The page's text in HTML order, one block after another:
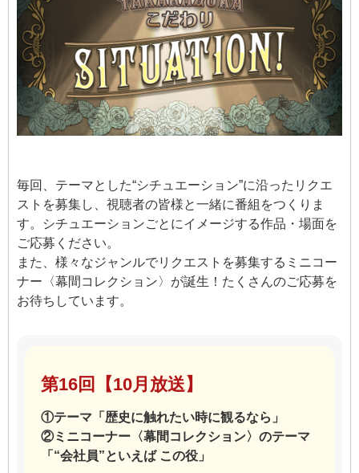
毎回、テーマとした“シチュエーション”に沿ったリクエ
ストを募集し、視聴者の皆様と一緒に番組をつくりま
す。シチュエーションごとにイメージする作品・場面を
ご応募ください。
また、様々なジャンルでリクエストを募集するミニコー
ナー〈幕間コレクション〉が誕生！たくさんのご応募を
お待ちしています。
第16回【10月放送】
①テーマ「歴史に触れたい時に観るなら」
②ミニコーナー〈幕間コレクション〉のテーマ
「“会社員”といえば この役」